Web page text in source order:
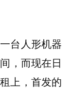
台人形机器
，而现在日
上，首发的